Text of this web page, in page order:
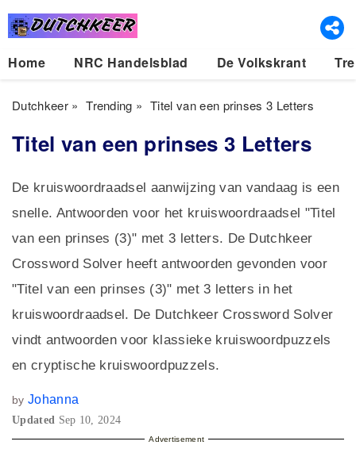
Home NRC Handelsblad De Volkskrant
Dutchkeer» Trending » Titel van een prinses 3 Letters
Titel van een prinses 3 Letters
De kruiswoordraadsel aanwijzing van vandaag is een
snelle. Antwoorden voor het kruiswoordraadsel "Titel
van een prinses (3)" met 3 letters. De Dutchkeer
Crossword Solver heeft antwoorden gevonden voor
"Titel van een prinses (3)" met 3 letters in het
kruiswoordraadsel. De Dutchkeer Crossword Solver
vindt antwoorden voor klassieke kruiswoordpuzzels
en cryptische kruiswoordpuzzels.
by Johanna
Updated Sep 10, 2024
Advertisement